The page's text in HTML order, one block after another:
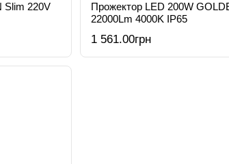
Slim 220V
Прожектор LED 200W
22000Lm 4000K IP65
1 561.00грн